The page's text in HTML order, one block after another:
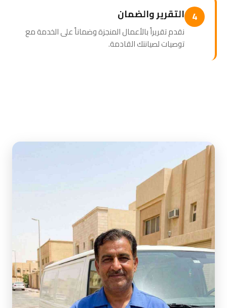
4 التقرير والضمان
نقدم تقريراً بالأعمال المنجزة وضماناً على الخدمة مع
توصيات لصيانتك القادمة.